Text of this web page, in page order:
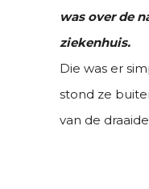
was over de
ziekenhuis.
Die was er
stond ze
van de